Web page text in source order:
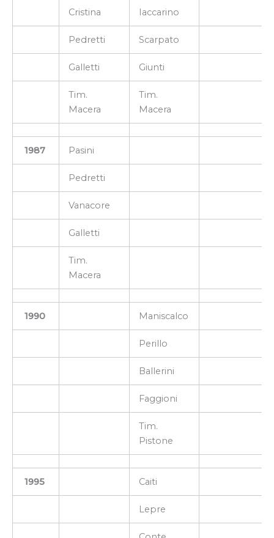
Cristina Iaccarino
Pedretti Scarpato
Galletti Giunti
Tim.
Macera
Tim.
Macera
1987 Pasini
Pedretti
Vanacore
Galletti
Tim.
Macera
1990 Maniscalco
Perillo
Ballerini
Faggioni
Tim.
Pistone
1995 Caiti
Lepre